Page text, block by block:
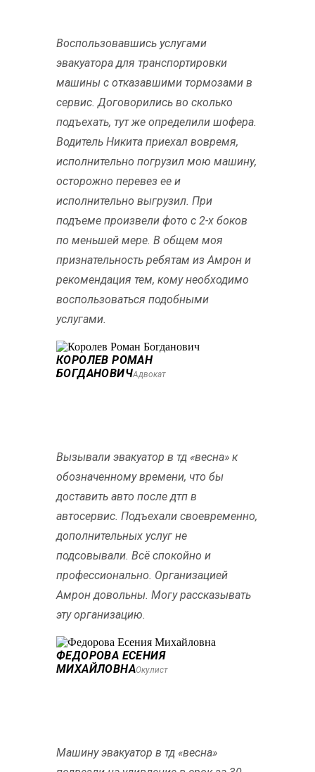
Воспользовавшись услугами
эвакуатора для транспортировки
машины с отказавшими тормозами в
сервис. Договорились во сколько
подъехать, тут же определили шофера.
Водитель Никита приехал вовремя,
исполнительно погрузил мою машину,
осторожно перевез ее и
исполнительно выгрузил. При
подъеме произвели фото с 2-х боков
по меньшей мере. В общем моя
признательность ребятам из Амрон и
рекомендация тем, кому необходимо
воспользоваться подобными
услугами.
КОРОЛЕВ РОМАН
БОГДАНОВИЧАдвокат
Вызывали эвакуатор в тд «весна» к
обозначенному времени, что бы
доставить авто после дтп в
автосервис. Подъехали своевременно,
дополнительных услуг не
подсовывали. Всё спокойно и
профессионально. Организацией
Амрон довольны. Могу рассказывать
эту организацию.
ФЕДОРОВА ЕСЕНИЯ
МИХАЙЛОВНАОкулист
Машину эвакуатор в тд «весна»